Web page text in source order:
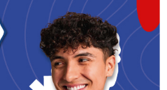
Yo me arrepiento de
hasta hoy, y me
con ellos, ofendí a un